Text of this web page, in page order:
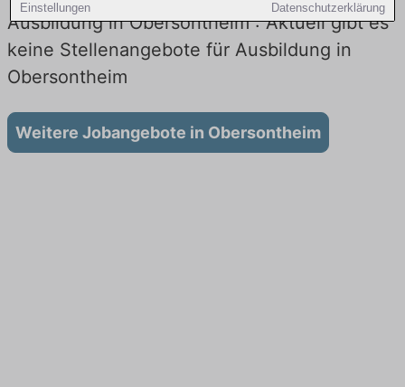
Einstellungen Datenschutzerklärung
Ausbildung in Obersontheim : Aktuell gibt es
keine Stellenangebote für Ausbildung in
Obersontheim
Weitere Jobangebote in Obersontheim